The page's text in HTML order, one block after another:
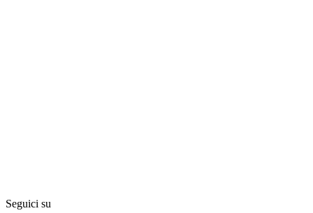
Seguici su